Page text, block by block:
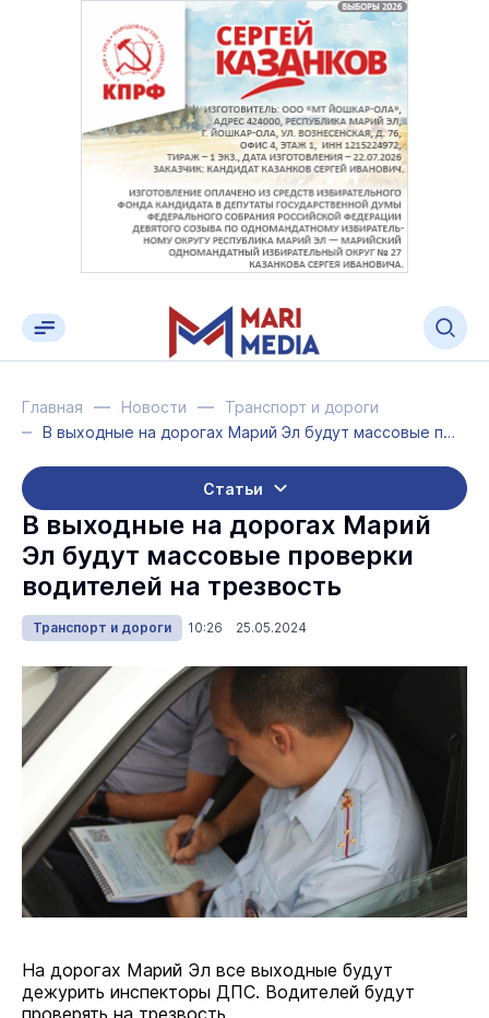
Главная Новости
Транспорт и дороги
В выходные на дорогах Марий Эл будут массовые проверки водителей на трезвость
Статьи
В выходные на дорогах Марий
Эл будут массовые проверки
водителей на трезвость
Транспорт и дороги 10:26 25.05.2024
На дорогах Марий Эл все выходные будут
дежурить инспекторы ДПС. Водителей будут
проверять на трезвость.